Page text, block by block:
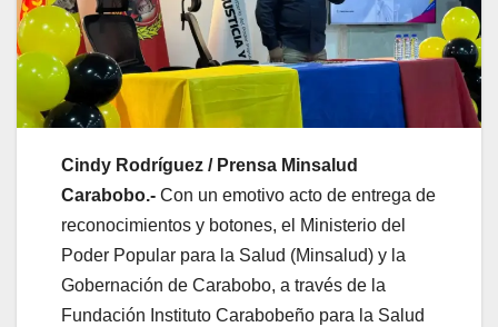
Cindy Rodríguez / Prensa Minsalud
Carabobo.- Con un emotivo acto de entrega de
reconocimientos y botones, el Ministerio del
Poder Popular para la Salud (Minsalud) y la
Gobernación de Carabobo, a través de la
Fundación Instituto Carabobeño para la Salud